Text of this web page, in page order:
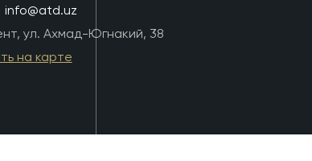
info@atd.uz
ул. Ахмад-Югнакий, 38
на карте